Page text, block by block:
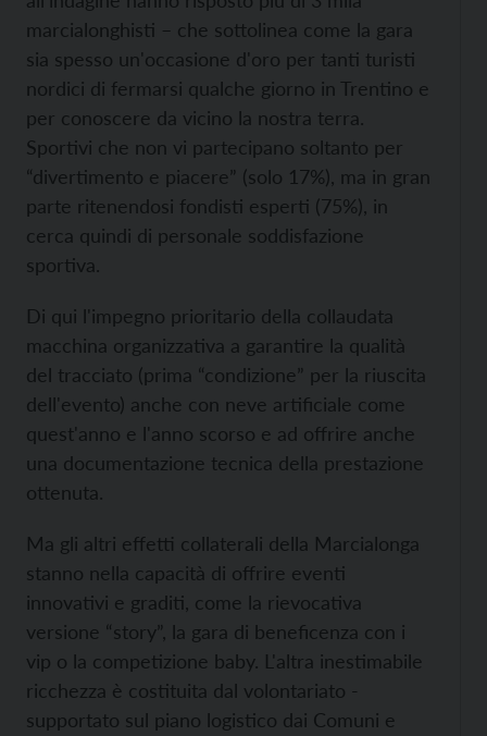
marcialonghisti – che sottolinea come la gara
sia spesso un'occasione d'oro per tanti turisti
nordici di fermarsi qualche giorno in Trentino e
per conoscere da vicino la nostra terra.
Sportivi che non vi partecipano soltanto per
“divertimento e piacere” (solo 17%), ma in gran
parte ritenendosi fondisti esperti (75%), in
cerca quindi di personale soddisfazione
sportiva.
Di qui l'impegno prioritario della collaudata
macchina organizzativa a garantire la qualità
del tracciato (prima “condizione” per la riuscita
dell'evento) anche con neve artificiale come
quest'anno e l'anno scorso e ad offrire anche
una documentazione tecnica della prestazione
ottenuta.
Ma gli altri effetti collaterali della Marcialonga
stanno nella capacità di offrire eventi
innovativi e graditi, come la rievocativa
versione “story”, la gara di beneficenza con i
vip o la competizione baby. L'altra inestimabile
ricchezza è costituita dal volontariato -
supportato sul piano logistico dai Comuni e